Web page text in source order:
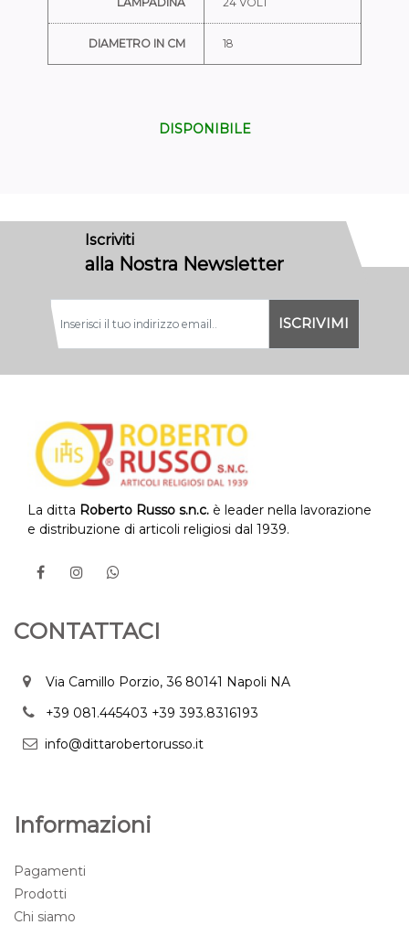
DIAMETRO IN CM 18
DISPONIBILE
Iscriviti
alla Nostra Newsletter
La ditta Roberto Russo s.n.c. è leader nella lavorazione
e distribuzione di articoli religiosi dal 1939.
CONTATTACI
Via Camillo Porzio, 36 80141 Napoli NA
+39 081.445403 +39 393.8316193
info@dittarobertorusso.it
Informazioni
Pagamenti
Prodotti
Chi siamo